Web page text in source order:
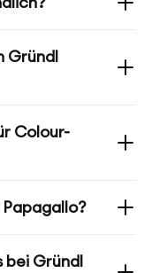
Gründl
Colour-
bei Gründl